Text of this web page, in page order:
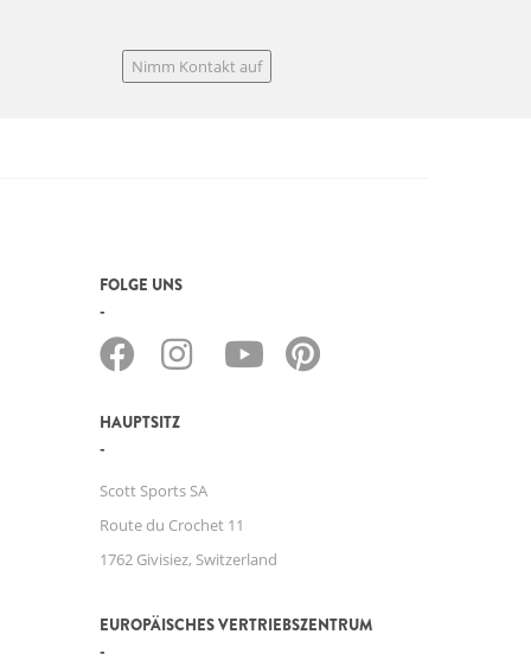
Nimm Kontakt auf
FOLGE UNS
HAUPTSITZ
Scott Sports SA
Route du Crochet 11
1762 Givisiez, Switzerland
EUROPÄISCHES VERTRIEBSZENTRUM